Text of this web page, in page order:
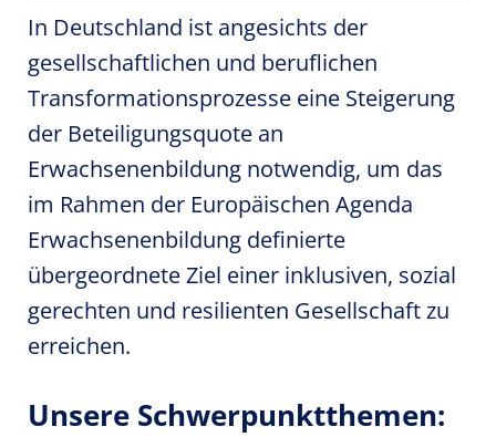
In Deutschland ist angesichts der
gesellschaftlichen und beruflichen
Transformationsprozesse eine Steigerung
der Beteiligungsquote an
Erwachsenenbildung notwendig, um das
im Rahmen der Europäischen Agenda
Erwachsenenbildung definierte
übergeordnete Ziel einer inklusiven, sozial
gerechten und resilienten Gesellschaft zu
erreichen.
Unsere Schwerpunktthemen: